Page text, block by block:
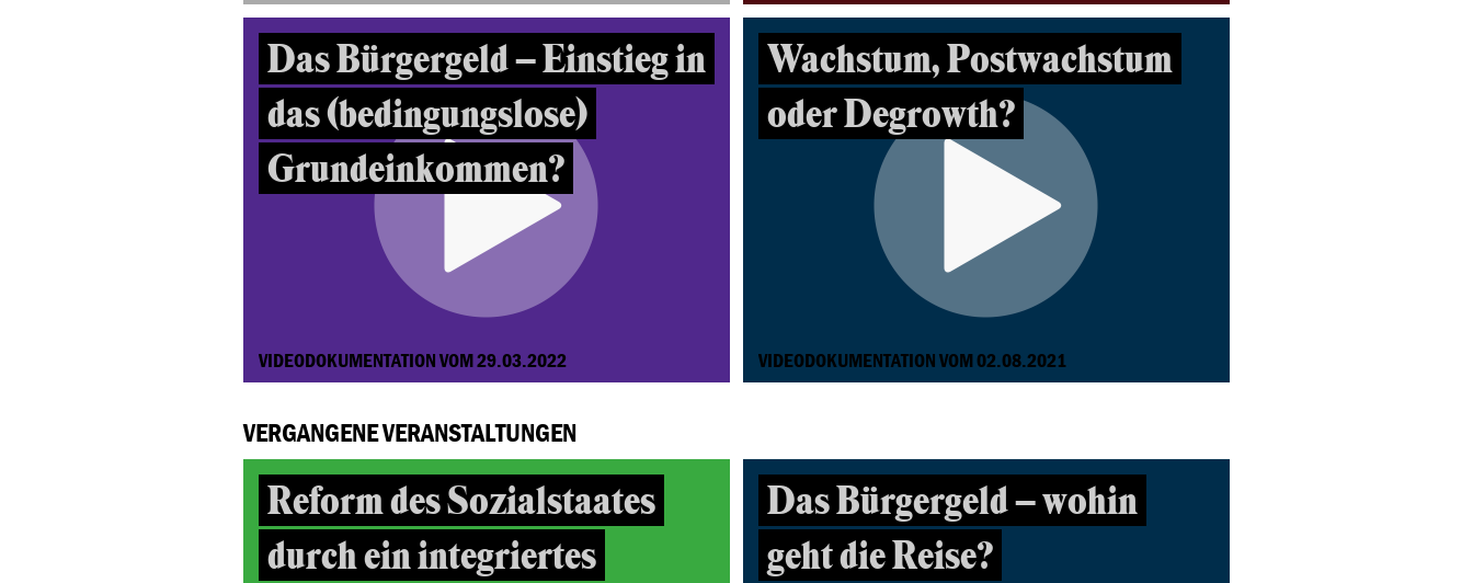
Das Bürgergeld – Einstieg in
das (bedingungslose)
Grundeinkommen?
VIDEODOKUMENTATION VOM 29.03.2022
Wachstum, Postwachstum
oder Degrowth?
VIDEODOKUMENTATION VOM 02.08.2021
VERGANGENE VERANSTALTUNGEN
Reform des Sozialstaates
durch ein integriertes
Das Bürgergeld – wohin
geht die Reise?